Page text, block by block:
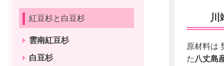
川
原材料は
た 八丈島
紅豆杉と白豆杉
雲南紅豆杉
白豆杉